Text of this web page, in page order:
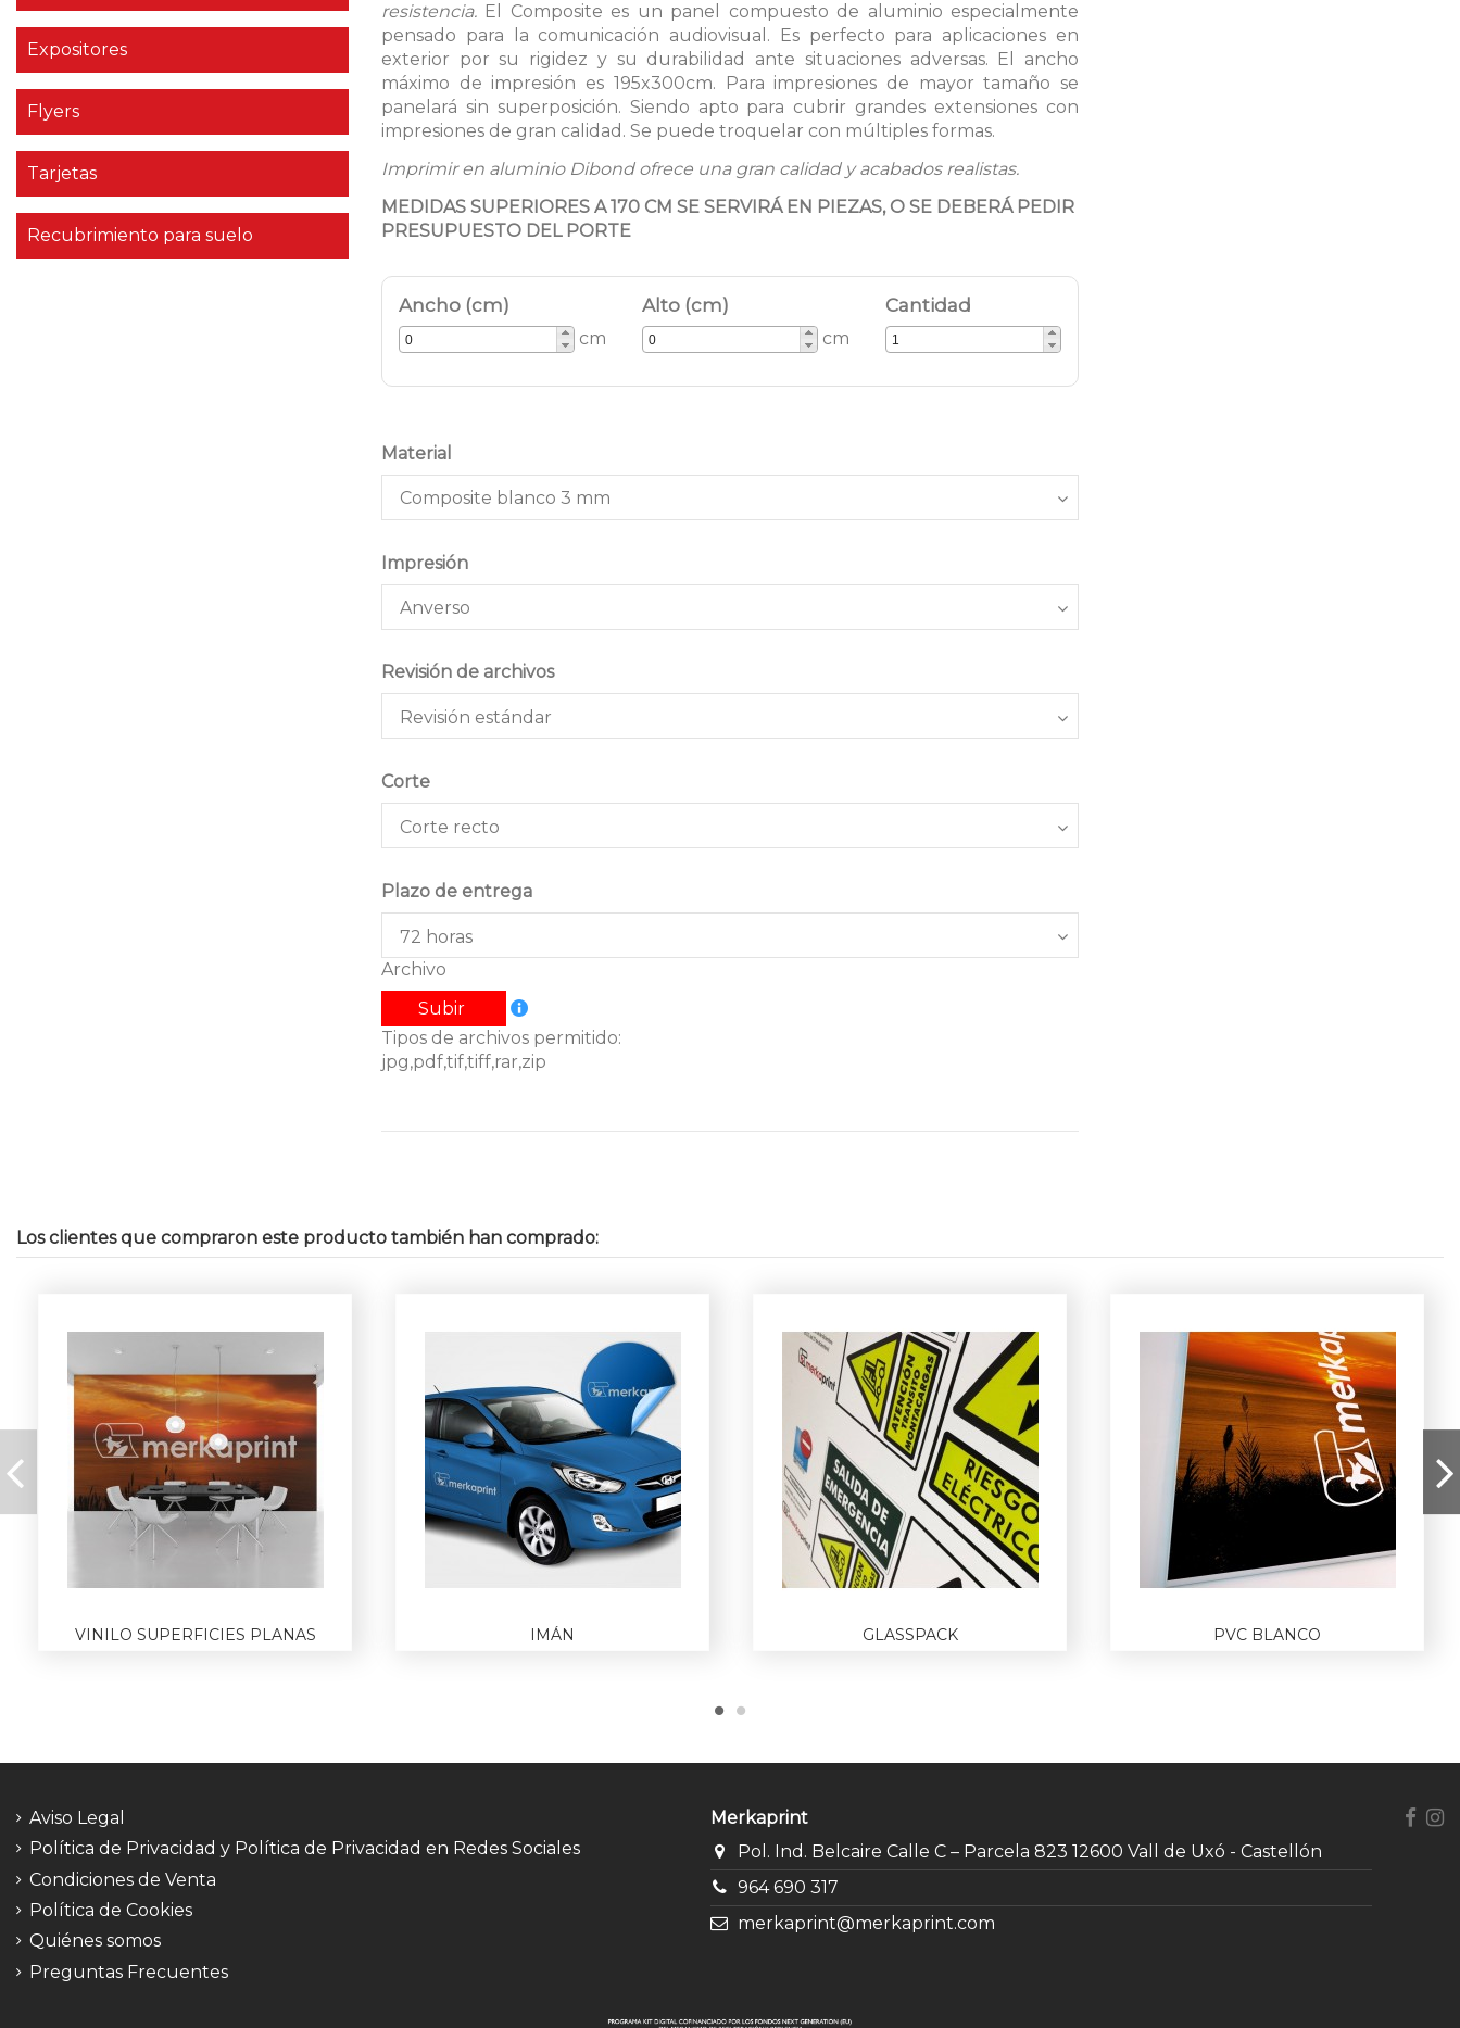
Expositores
Flyers
Tarjetas
Recubrimiento para suelo
resistencia. El Composite es un panel compuesto de aluminio especialmente
pensado para la comunicación audiovisual. Es perfecto para aplicaciones en
exterior por su rigidez y su durabilidad ante situaciones adversas. El ancho
máximo de impresión es 195x300cm. Para impresiones de mayor tamaño se
panelará sin superposición. Siendo apto para cubrir grandes extensiones con
impresiones de gran calidad. Se puede troquelar con múltiples formas.
Imprimir en aluminio Dibond ofrece una gran calidad y acabados realistas.
MEDIDAS SUPERIORES A 170 CM SE SERVIRÁ EN PIEZAS, O SE DEBERÁ PEDIR
PRESUPUESTO DEL PORTE
Ancho (cm)
cm
Alto (cm)
cm
Cantidad
Material
Impresión
Revisión de archivos
Corte
Plazo de entrega
Archivo
Subir
Tipos de archivos permitido:
jpg,pdf,tif,tiff,rar,zip
Los clientes que compraron este producto también han comprado:
VINILO SUPERFICIES PLANAS IMÁN GLASSPACK PVC BLANCO
Aviso Legal
Política de Privacidad y Política de Privacidad en Redes Sociales
Condiciones de Venta
Política de Cookies
Quiénes somos
Preguntas Frecuentes
Merkaprint
Pol. Ind. Belcaire Calle C – Parcela 823 12600 Vall de Uxó - Castellón
964 690 317
merkaprint@merkaprint.com